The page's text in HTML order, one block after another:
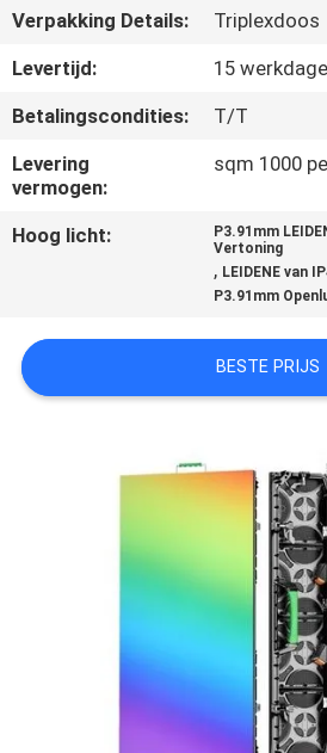
NIEUWS
SITEMAP
PRIVACYBELEID
Verpakking Details:
Triplexdoos
Levertijd:
15
Betalingscondities:
T/T
Levering
vermogen:
sqm 1000
Hoog licht:
P3.91mm
Vertoning
, LEIDENE van
P3.91mm
BESTE PRIJS